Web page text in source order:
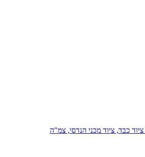
כבד, ציוד מכני הנדסי, צמ"ה